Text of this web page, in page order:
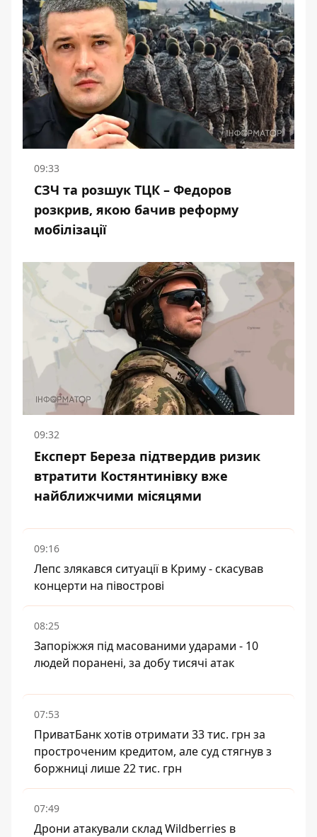
09:33
СЗЧ та розшук ТЦК – Федоров
розкрив, якою бачив реформу
мобілізації
09:32
Експерт Береза підтвердив ризик
втратити Костянтинівку вже
найближчими місяцями
09:16
Лепс злякався ситуації в Криму - скасував
концерти на півострові
08:25
Запоріжжя під масованими ударами - 10
людей поранені, за добу тисячі атак
07:53
ПриватБанк хотів отримати 33 тис. грн за
простроченим кредитом, але суд стягнув з
боржниці лише 22 тис. грн
07:49
Дрони атакували склад Wildberries в